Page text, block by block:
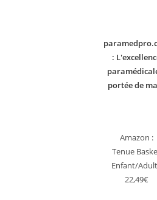
:
portée de
Amazon :
Tenue
Enfant/
22,49€